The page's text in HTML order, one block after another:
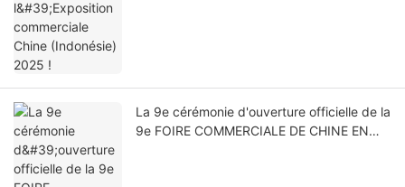
La 9e cérémonie d'ouverture officielle de la
9e FOIRE COMMERCIALE DE CHINE EN